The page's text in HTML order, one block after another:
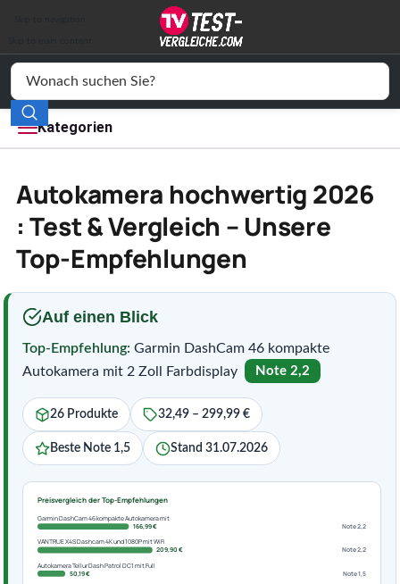
Kategorien
Elektronik
Freizeit
Wohnen
Service
Autokamera hochwertig 2026
: Test & Vergleich – Unsere
Top-Empfehlungen
Auf einen Blick
Top-Empfehlung: Garmin DashCam 46 kompakte
Autokamera mit 2 Zoll Farbdisplay
Note 2,2
26 Produkte 32,49 – 299,99 €
Beste Note 1,5 Stand 31.07.2026
Preisvergleich der Top-Empfehlungen
Garmin DashCam 46 kompakte Autokamera mit
166,99 €
Note 2,2
VANTRUE X4S Dashcam 4K und 1080P mit WiFi
209,90 €
Note 2,2
Autokamera Tellur Dash Patrol DC1 mit Full
50,19 €
Note 1,5